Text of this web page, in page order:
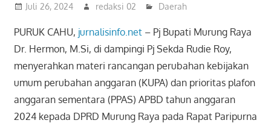
Juli 26, 2024 redaksi 02 Daerah
PURUK CAHU, jurnalisinfo.net– Pj Bupati Murung Raya
Dr. Hermon, M.Si, di dampingi Pj Sekda Rudie Roy,
menyerahkan materi rancangan perubahan kebijakan
umum perubahan anggaran (KUPA) dan prioritas plafon
anggaran sementara (PPAS) APBD tahun anggaran
2024 kepada DPRD Murung Raya pada Rapat Paripurna